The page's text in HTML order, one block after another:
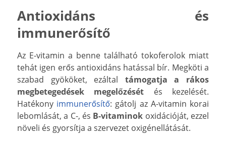
Antioxidáns és
immunerősítő
Az E-vitamin a benne található tokoferolok miatt
tehát igen erős antioxidáns hatással bír. Megköti a
szabad gyököket, ezáltal támogatja a rákos
megbetegedések megelőzését és kezelését.
Hatékony immunerősítő: gátolj az A-vitamin korai
lebomlását, a C-, és B-vitaminok oxidációját, ezzel
növeli és gyorsítja a szervezet oxigénellátását.